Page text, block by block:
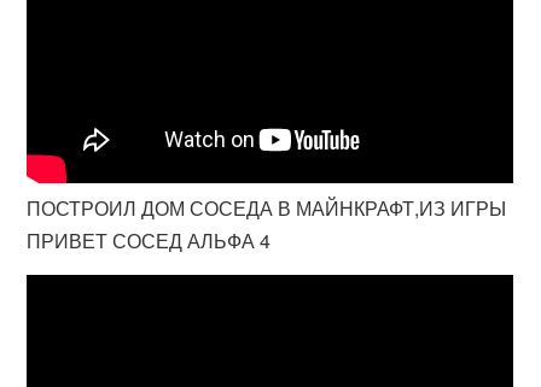
ПОСТРОИЛ ДОМ СОСЕДА В МАЙНКРАФТ,ИЗ ИГРЫ
ПРИВЕТ СОСЕД АЛЬФА 4